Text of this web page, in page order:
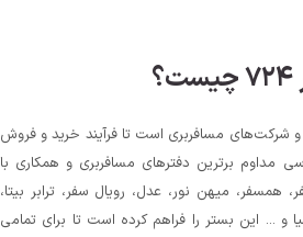
و شرکت‌های مسافربری است تا فرآیند خرید و فروش
مداوم برترین دفترهای مسافربری و همکاری با
میهن‌ نور، عدل، رویال سفر، ترابر بیتا،
و ... این بستر را فراهم کرده است تا برای تمامی